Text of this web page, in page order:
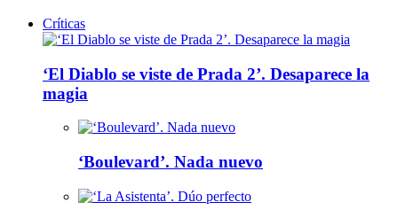
Críticas
‘El Diablo se viste de Prada 2’. Desaparece la
magia
‘Boulevard’. Nada nuevo